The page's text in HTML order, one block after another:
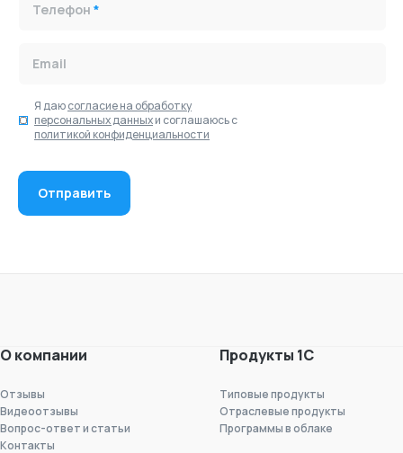
Телефон *
Email
Я даюсогласие на обработку
персональных данныхи соглашаюсь с
политикой конфиденциальности
О компании
Отзывы
Видеоотзывы
Вопрос-ответ и статьи
Контакты
Продукты 1С
Типовые продукты
Отраслевые продукты
Программы в облаке